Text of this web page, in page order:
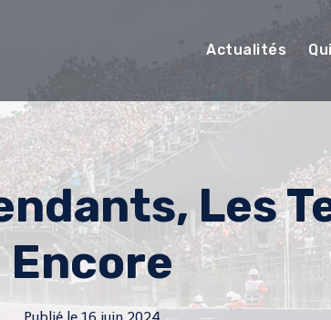
Actualités
Les
Encore